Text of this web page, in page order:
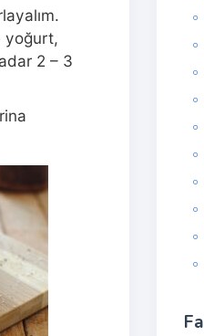
yoğurt,
2 – 3